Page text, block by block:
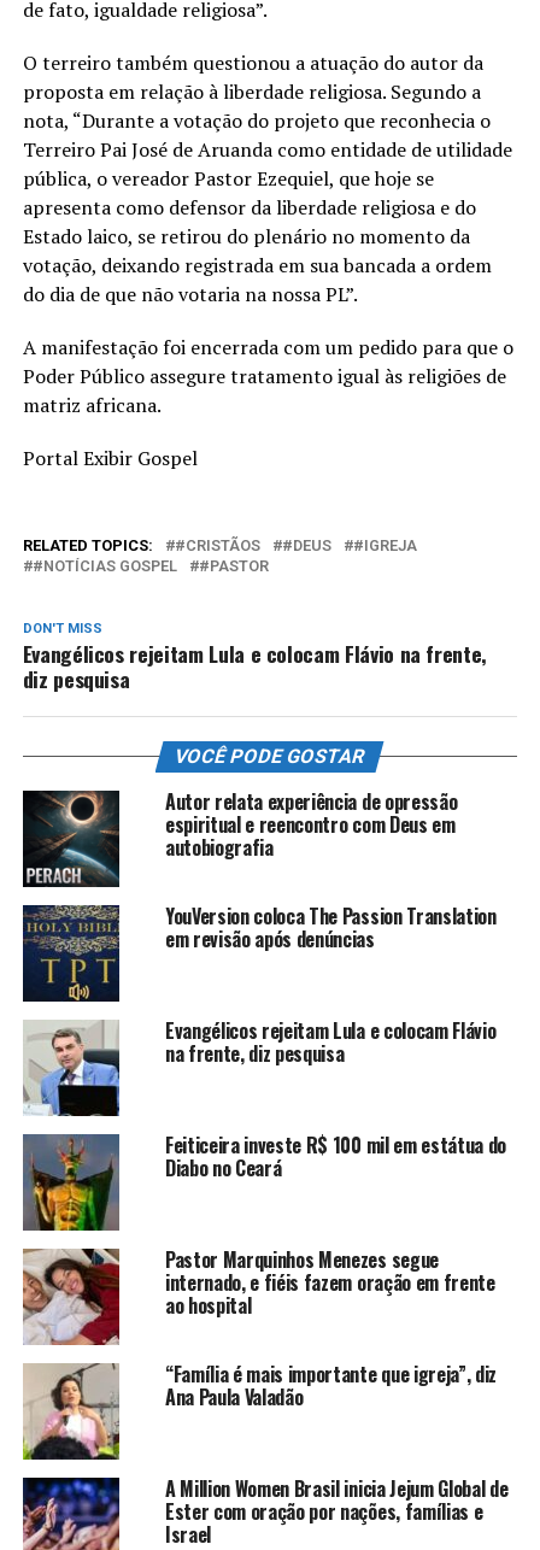
de fato, igualdade religiosa”.
O terreiro também questionou a atuação do autor da
proposta em relação à liberdade religiosa. Segundo a
nota, “Durante a votação do projeto que reconhecia o
Terreiro Pai José de Aruanda como entidade de utilidade
pública, o vereador Pastor Ezequiel, que hoje se
apresenta como defensor da liberdade religiosa e do
Estado laico, se retirou do plenário no momento da
votação, deixando registrada em sua bancada a ordem
do dia de que não votaria na nossa PL”.
A manifestação foi encerrada com um pedido para que o
Poder Público assegure tratamento igual às religiões de
matriz africana.
Portal Exibir Gospel
RELATED TOPICS: #CRISTÃOS #DEUS
#IGREJA
#NOTÍCIAS GOSPEL
#PASTOR
DON'T MISS
Evangélicos rejeitam Lula e colocam Flávio na frente,
diz pesquisa
VOCÊ PODE GOSTAR
Autor relata experiência de opressão
espiritual e reencontro com Deus em
autobiografia
YouVersion coloca The Passion Translation
em revisão após denúncias
Evangélicos rejeitam Lula e colocam Flávio
na frente, diz pesquisa
Feiticeira investe R$ 100 mil em estátua do
Diabo no Ceará
Pastor Marquinhos Menezes segue
internado, e fiéis fazem oração em frente
ao hospital
“Família é mais importante que igreja”, diz
Ana Paula Valadão
A Million Women Brasil inicia Jejum Global de
Ester com oração por nações, famílias e
Israel